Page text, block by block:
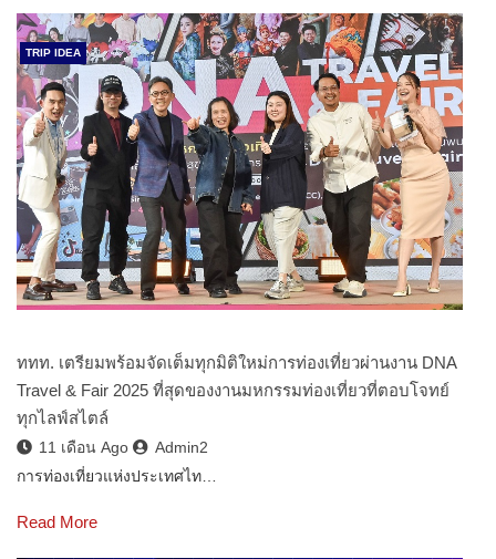
TRIP IDEA
ททท. เตรียมพร้อมจัดเต็มทุกมิติใหม่การท่องเที่ยวผ่านงาน DNA
Travel & Fair 2025 ที่สุดของงานมหกรรมท่องเที่ยวที่ตอบโจทย์
ทุกไลฟ์สไตล์
11 เดือน Ago
Admin2
การท่องเที่ยวแห่งประเทศไท…
Read More